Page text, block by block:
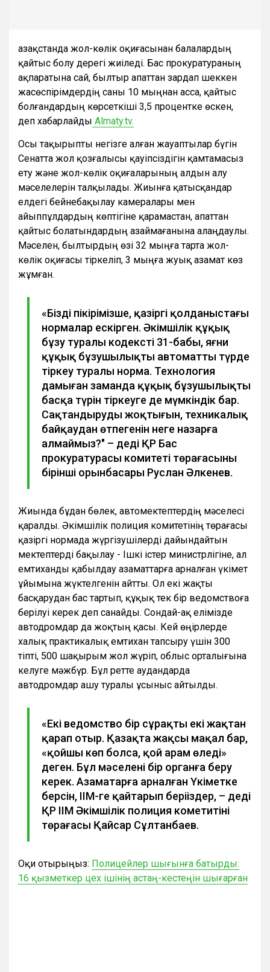
Қазақстанда жол-көлік оқиғасынан балалардың
қайтыс болу дерегі жиіледі. Бас прокуратураның
ақпаратына сай, былтыр апаттан зардап шеккен
жасөспірімдердің саны 10 мыңнан асса, қайтыс
болғандардың көрсеткіші 3,5 процентке өскен,
деп хабарлайды Almaty.tv.
Осы тақырыпты негізге алған жауаптылар бүгін
Сенатта жол қозғалысы қауіпсіздігін қамтамасыз
ету және жол-көлік оқиғаларының алдын алу
мәселелерін талқылады. Жиынға қатысқандар
елдегі бейнебақылау камералары мен
айыппұлдардың көптігіне қарамастан, апаттан
қайтыс болатындардың азаймағанына алаңдаулы.
Мәселен, былтырдың өзі 32 мыңға тарта жол-
көлік оқиғасы тіркеліп, 3 мыңға жуық азамат көз
жұмған.
«Біздің пікірімізше, қазіргі қолданыстағы
нормалар ескірген. Әкімшілік құқық
бұзу туралы кодекстің 31-бабы, яғни
құқық бұзушылықты автоматты түрде
тіркеу туралы норма. Технология
дамыған заманда құқық бұзушылықтың
басқа түрін тіркеуге де мүмкіндік бар.
Сақтандырудың жоқтығын, техникалық
байқаудан өтпегенін неге назарға
алмаймыз?" – деді ҚР Бас
прокуратурасы комитеті төрағасының
бірінші орынбасары Руслан Әлкенев.
Жиында бұдан бөлек, автомектептердің мәселесі
қаралды. Әкімшілік полиция комитетінің төрағасы
қазіргі нормада жүргізушілерді дайындайтын
мектептерді бақылау - Ішкі істер министрлігіне, ал
емтиханды қабылдау азаматтарға арналған үкімет
ұйымына жүктелгенін айтты. Ол екі жақты
басқарудан бас тартып, құқық тек бір ведомствоға
берілуі керек деп санайды. Сондай-ақ елімізде
автодромдар да жоқтың қасы. Кей өңірлерде
халық практикалық емтихан тапсыру үшін 300
тіпті, 500 шақырым жол жүріп, облыс орталығына
келуге мәжбүр. Бұл ретте аудандарда
автодромдар ашу туралы ұсыныс айтылды.
«Екі ведомство бір сұрақты екі жақтан
қарап отыр. Қазақта жақсы мақал бар,
«қойшы көп болса, қой арам өледі»
деген. Бұл мәселені бір органға беру
керек. Азаматарға арналған Үкіметке
берсін, ІІМ-ге қайтарып беріңіздер, – деді
ҚР ІІМ Әкімшілік полиция кометитінің
төрағасы Қайсар Сұлтанбаев.
Оқи отырыңыз: Полицейлер шығынға батырды:
16 қызметкер цех ішінің астаң-кестеңін шығарған